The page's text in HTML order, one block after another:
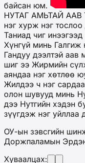
байсан юм.
НУТАГ АМЬТАЙ ААВ
нэг хурж нэг
Таниад чиг
Хүнгүй минь Галгиж
Гандуу дээлтэй аав
шиг ээ Жирмийн
аяндаа нэг хөтлөө
Жилдээ ч нэг
олон шувууд минь
дээ Нутгийн хэдэн
зүүгдэж нэг уйллаа
ОУ-ын зэвсгийн
Доржпаламын
Хуваалцах: